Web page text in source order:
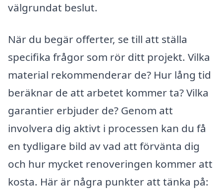
välgrundat beslut.
När du begär offerter, se till att ställa
specifika frågor som rör ditt projekt. Vilka
material rekommenderar de? Hur lång tid
beräknar de att arbetet kommer ta? Vilka
garantier erbjuder de? Genom att
involvera dig aktivt i processen kan du få
en tydligare bild av vad att förvänta dig
och hur mycket renoveringen kommer att
kosta. Här är några punkter att tänka på: